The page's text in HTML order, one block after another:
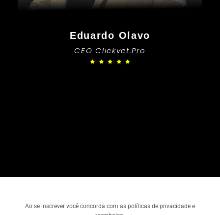
Eduardo Olavo
CEO Clickvet.Pro
Ao se inscrever você concorda com as políticas de privacidade e